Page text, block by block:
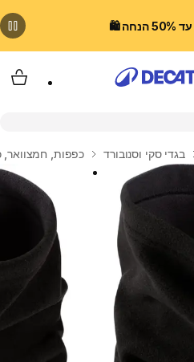
בגדי סקי וסנובורד כפפות, חמצוואר,